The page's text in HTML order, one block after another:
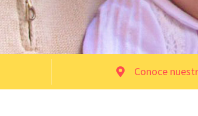
Conoce